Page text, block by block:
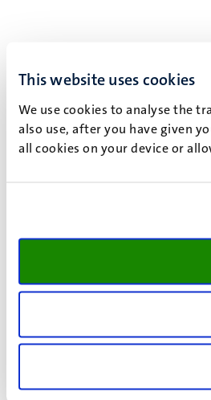
This website uses cookies
We use cookies to analyse the
also use, after you have given
all cookies on your device or